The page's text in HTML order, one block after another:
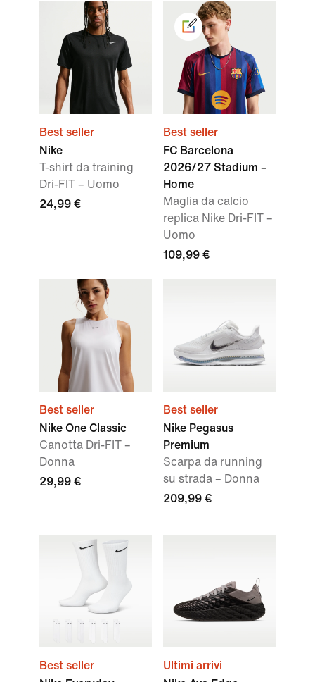
Best seller
Nike
T-shirt da training
Dri-FIT – Uomo
24,99 €
Best seller
FC Barcelona
2026/27 Stadium –
Home
Maglia da calcio
replica Nike Dri-FIT –
Uomo
109,99 €
Best seller
Nike One Classic
Canotta Dri-FIT –
Donna
29,99 €
Best seller
Nike Pegasus
Premium
Scarpa da running
su strada – Donna
209,99 €
Best seller
Ultimi arrivi